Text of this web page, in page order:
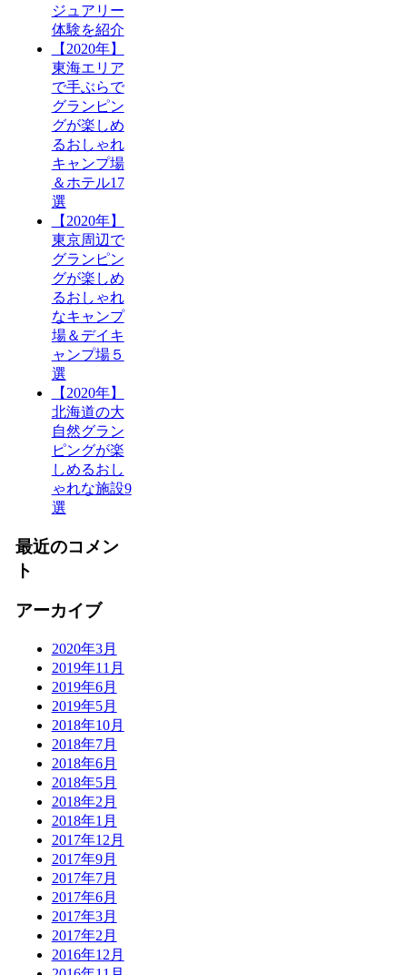
ジュアリー
体験を紹介
【2020年】
東海エリア
で手ぶらで
グランピン
グが楽しめ
るおしゃれ
キャンプ場
＆ホテル17
選
【2020年】
東京周辺で
グランピン
グが楽しめ
るおしゃれ
なキャンプ
場＆デイキ
ャンプ場５
選
【2020年】
北海道の大
自然グラン
ピングが楽
しめるおし
ゃれな施設9
選
最近のコメン
ト
アーカイブ
2020年3月
2019年11月
2019年6月
2019年5月
2018年10月
2018年7月
2018年6月
2018年5月
2018年2月
2018年1月
2017年12月
2017年9月
2017年7月
2017年6月
2017年3月
2017年2月
2016年12月